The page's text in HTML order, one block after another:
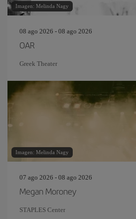
Imagen: Melinda Nagy
08 ago 2026 - 08 ago 2026
OAR
Greek Theater
Imagen: Melinda Nagy
07 ago 2026 - 08 ago 2026
Megan Moroney
STAPLES Center